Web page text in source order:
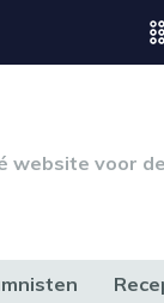
website voor